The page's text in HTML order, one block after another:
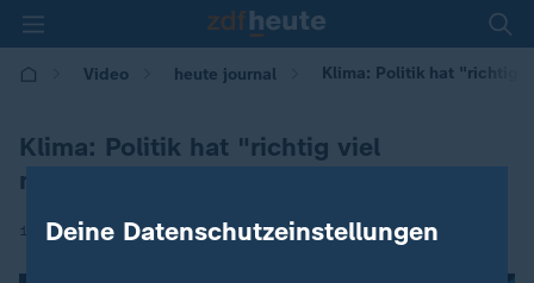
Video heute journal Klima: Politik hat "richtig
Klima: Politik hat "richtig viel
nachzuholen"
12.11.2025 | 21:45
Deine Datenschutzeinstellungen